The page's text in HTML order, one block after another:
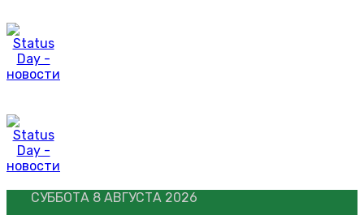
к
контенту
СУББОТА 8 АВГУСТА 2026